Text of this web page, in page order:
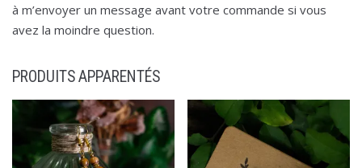
à m’envoyer un message avant votre commande si vous
avez la moindre question.
PRODUITS APPARENTÉS